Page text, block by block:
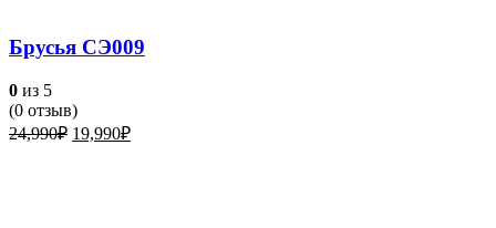
Брусья СЭ009
0 из 5
(0 отзыв)
24,990₽ Первоначальная
19,990₽Текущая